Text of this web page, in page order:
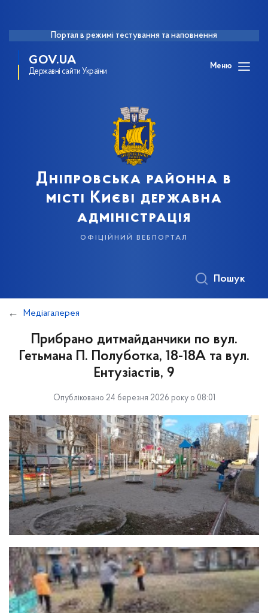
Портал в режимі тестування та наповнення
GOV.UA
Державні сайти України
Меню
Дніпровська районна в
місті Києві державна
адміністрація
офіційний вебпортал
Пошук
Медіагалерея
Прибрано дитмайданчики по вул.
Гетьмана П. Полуботка, 18-18А та вул.
Ентузіастів, 9
Опубліковано 24 березня 2026 року о 08:01